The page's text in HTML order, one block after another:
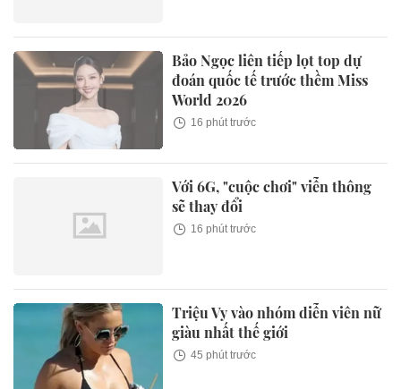
Bảo Ngọc liên tiếp lọt top dự
đoán quốc tế trước thềm Miss
World 2026
16 phút trước
Với 6G, "cuộc chơi" viễn thông
sẽ thay đổi
16 phút trước
Triệu Vy vào nhóm diễn viên nữ
giàu nhất thế giới
45 phút trước